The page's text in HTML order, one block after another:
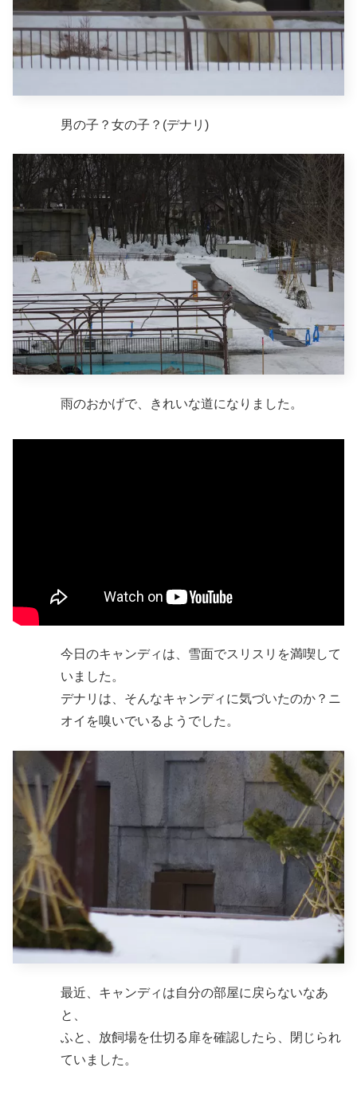
男の子？女の子？(デナリ)
雨のおかげで、きれいな道になりました。
今日のキャンディは、雪面でスリスリを満喫して
いました。
デナリは、そんなキャンディに気づいたのか？ニ
オイを嗅いでいるようでした。
最近、キャンディは自分の部屋に戻らないなあ
と、
ふと、放飼場を仕切る扉を確認したら、閉じられ
ていました。